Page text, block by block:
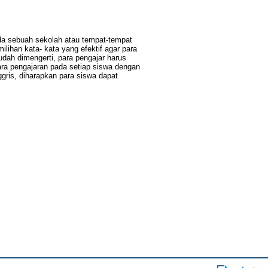
sebuah sekolah atau tempat-tempat
kata- kata yang efektif agar para
dimengerti, para pengajar harus
pengajaran pada setiap siswa dengan
diharapkan para siswa dapat